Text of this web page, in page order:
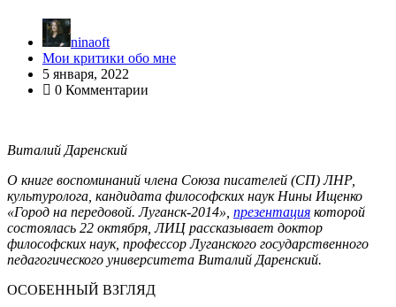
ninaoft
Мои критики обо мне
5 января, 2022
0 Комментарии
Виталий Даренский
О книге воспоминаний члена Союза писателей (СП) ЛНР,
культуролога, кандидата философских наук Нины Ищенко
«Город на передовой. Луганск-2014», презентация которой
состоялась 22 октября, ЛИЦ рассказывает доктор
философских наук, профессор Луганского государственного
педагогического университета Виталий Даренский.
ОСОБЕННЫЙ ВЗГЛЯД